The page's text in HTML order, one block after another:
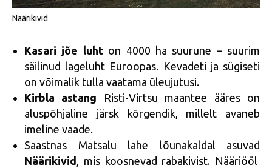
Näärikivid
Kasari jõe luhton 4000 ha suurune – suurim
säilinud lageluht Euroopas. Kevadeti ja sügiseti
on võimalik tulla vaatama üleujutusi.
Kirbla astang Risti-Virtsu maantee ääres on
aluspõhjaline järsk kõrgendik, millelt avaneb
imeline vaade.
Saastnas Matsalu lahe lõunakaldal asuvad
Näärikivid , mis koosnevad rabakivist. Nääriööl